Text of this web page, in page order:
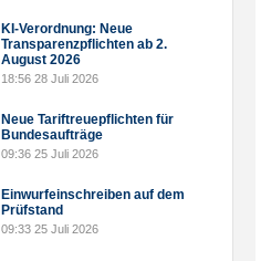
KI-Verordnung: Neue
Transparenzpflichten ab 2.
August 2026
18:56 28 Juli 2026
Neue Tariftreuepflichten für
Bundesaufträge
09:36 25 Juli 2026
Einwurfeinschreiben auf dem
Prüfstand
09:33 25 Juli 2026